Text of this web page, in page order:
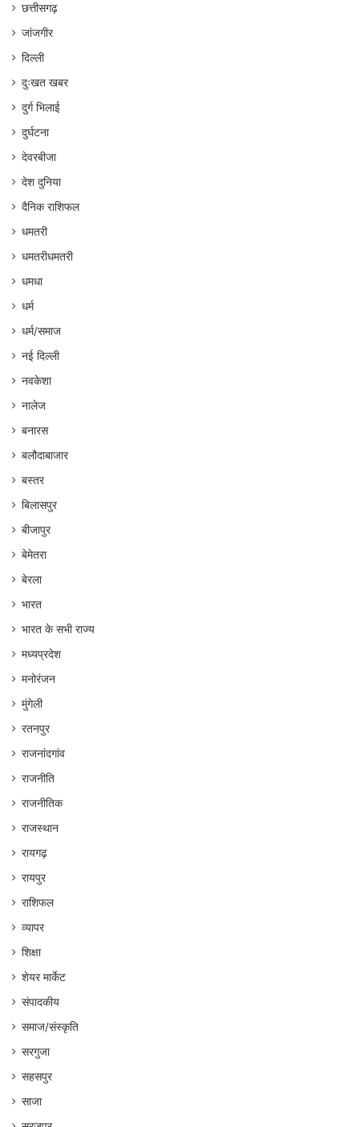
छत्तीसगढ़
जांजगीर
दिल्ली
दुःखत खबर
दुर्ग भिलाई
दुर्घटना
देवरबीजा
देश दुनिया
दैनिक राशिफल
धमतरी
धमतरीधमतरी
धमधा
धर्म
धर्म/समाज
नई दिल्ली
नवकेशा
नालेज
बनारस
बलौदाबाजार
बस्तर
बिलासपुर
बीजापुर
बेमेतरा
बेरला
भारत
भारत के सभी राज्य
मध्यप्रदेश
मनोरंजन
मुंगेली
रतनपुर
राजनांदगांव
राजनीति
राजनीतिक
राजस्थान
रायगढ़
रायपुर
राशिफल
व्यापर
शिक्षा
शेयर मार्केट
संपादकीय
समाज/संस्कृति
सरगुजा
सहसपुर
साजा